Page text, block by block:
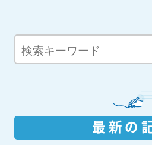
最新の